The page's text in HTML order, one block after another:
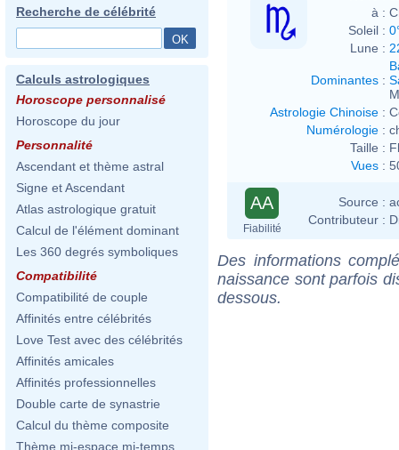
Recherche de célébrité
Calculs astrologiques
Horoscope personnalisé
Horoscope du jour
Personnalité
Ascendant et thème astral
Signe et Ascendant
Atlas astrologique gratuit
Calcul de l'élément dominant
Les 360 degrés symboliques
Compatibilité
Compatibilité de couple
Affinités entre célébrités
Love Test avec des célébrités
Affinités amicales
Affinités professionnelles
Double carte de synastrie
Calcul du thème composite
Thème mi-espace mi-temps
à :
Soleil :
Lune :
Dominantes :
Astrologie Chinoise :
Numérologie :
Taille :
Vues :
AA
Fiabilité
Source :
Contributeur :
Des informations
naissance sont parfois
dessous.